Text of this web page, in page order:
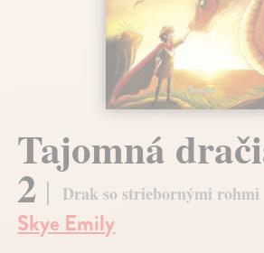
Tajomná
2 Drak so striebornými rohmi
Skye Emily